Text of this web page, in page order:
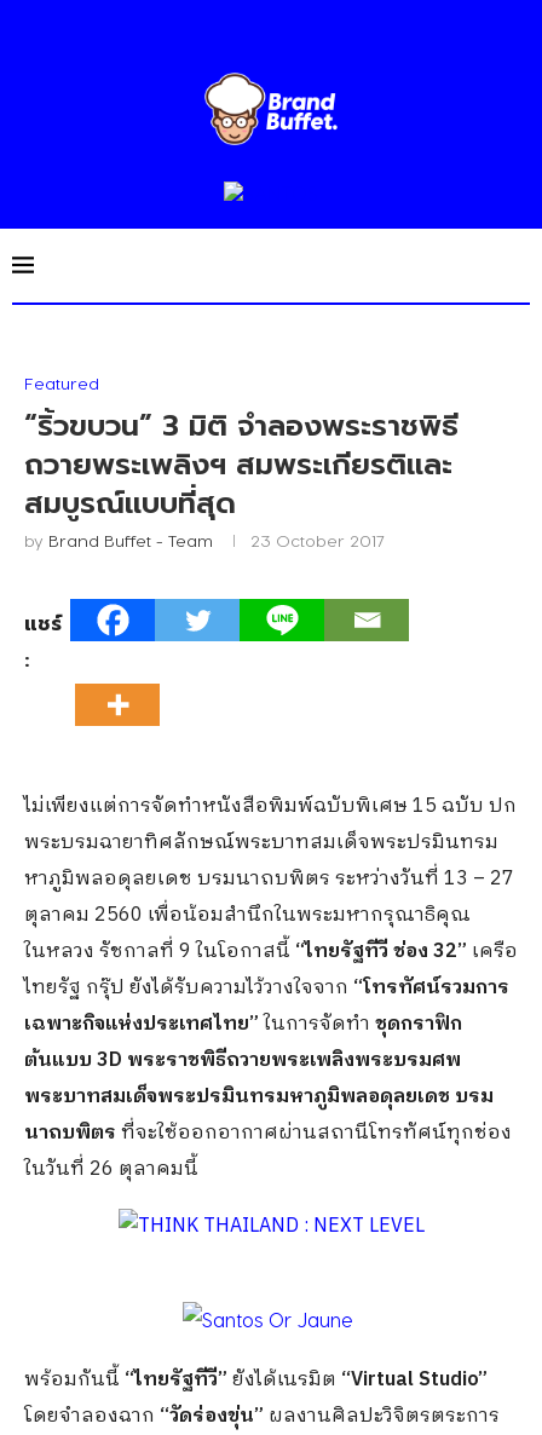
Featured
“ริ้วขบวน” 3 มิติ จำลองพระราชพิธี
ถวายพระเพลิงฯ สมพระเกียรติและ
สมบูรณ์แบบที่สุด
by Brand Buffet - Team 23 October 2017
แชร์
:
ไม่เพียงแต่การจัดทำหนังสือพิมพ์ฉบับพิเศษ 15 ฉบับ ปก
พระบรมฉายาทิศลักษณ์พระบาทสมเด็จพระปรมินทรม
หาภูมิพลอดุลยเดช บรมนาถบพิตร ระหว่างวันที่ 13 – 27
ตุลาคม 2560 เพื่อน้อมสำนึกในพระมหากรุณาธิคุณ
ในหลวง รัชกาลที่ 9 ในโอกาสนี้ “ไทยรัฐทีวี ช่อง32” เครือ
ไทยรัฐ กรุ๊ป ยังได้รับความไว้วางใจจาก “โทรทัศน์รวมการ
เฉพาะกิจแห่งประเทศไทย”ในการจัดทำ ชุดกราฟิก
ต้นแบบ3D พระราชพิธีถวายพระเพลิงพระบรมศพ
พระบาทสมเด็จพระปรมินทรมหาภูมิพลอดุลยเดช บรม
นาถบพิตรที่จะใช้ออกอากาศผ่านสถานีโทรทัศน์ทุกช่อง
ในวันที่ 26 ตุลาคมนี้
พร้อมกันนี้ “ไทยรัฐทีวี”ยังได้เนรมิต “Virtual Studio”
โดยจำลองฉาก “วัดร่องขุ่น” ผลงานศิลปะวิจิตรตระการ